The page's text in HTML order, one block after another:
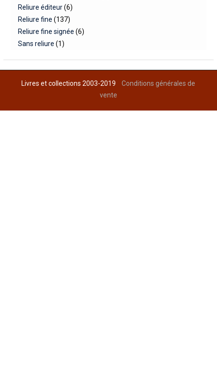
Reliure éditeur (6)
Reliure fine (137)
Reliure fine signée (6)
Sans reliure (1)
Livres et collections 2003-2019Conditions générales de
vente